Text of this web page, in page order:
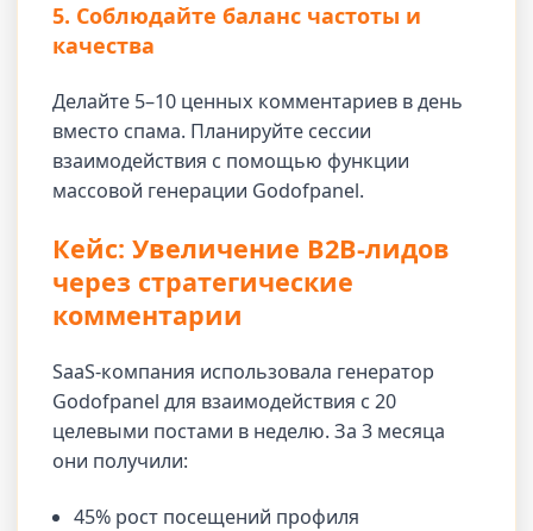
5. Соблюдайте баланс частоты и
качества
Делайте 5–10 ценных комментариев в день
вместо спама. Планируйте сессии
взаимодействия с помощью функции
массовой генерации Godofpanel.
Кейс: Увеличение B2B-лидов
через стратегические
комментарии
SaaS-компания использовала генератор
Godofpanel для взаимодействия с 20
целевыми постами в неделю. За 3 месяца
они получили:
45% рост посещений профиля